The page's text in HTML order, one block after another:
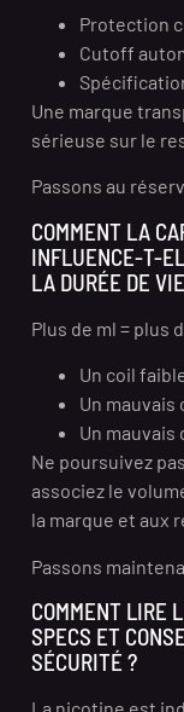
Protection
Cutoff
Une marque
sérieuse sur le
Passons au
COMMENT LA
INFLUENCE-T-
LA DURÉE DE
Plus de ml = plus
Un coil
Un mauvais
Un
Ne poursuivez
associez le
la marque et aux
Passons
COMMENT LIRE
SPECS ET
SÉCURITÉ ?